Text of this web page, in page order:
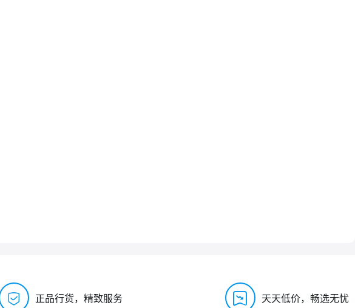
正品行货，精致服务 天天低价，畅选无忧